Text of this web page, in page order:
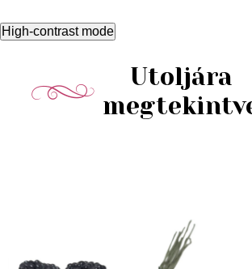
High-contrast mode
Utoljára